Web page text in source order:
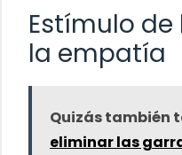
Estímulo
la empatía
Quizás también
eliminar las